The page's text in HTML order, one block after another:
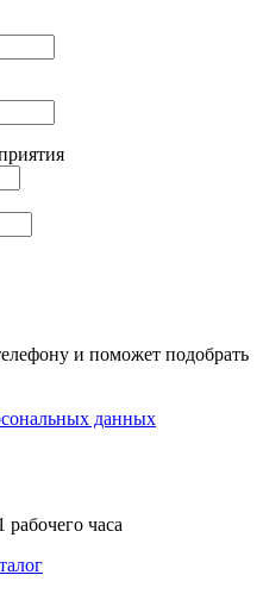
и поможет подобрать
данных
часа